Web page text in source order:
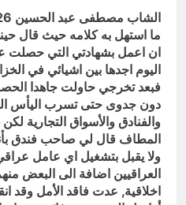
ما استهل به كلامه حيث قال
ان اعمل بشهادتي التي حصلت
اليوم اجدها بين اشيائي في
فبعد تخرجي حاولت جاهدا
دون جدوى حتى تسرب اليأس
والفنادق والأسواق التجارية
المطاف قال لي صاحب فندق
ولا يقبل بتشغيل اي عامل
العراقيين اضافة الى البعض
اخلاقية, عدت فاقد الأمل وقد